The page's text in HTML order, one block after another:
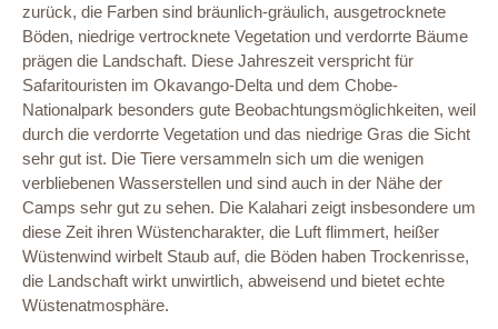
zurück, die Farben sind bräunlich-gräulich, ausgetrocknete
Böden, niedrige vertrocknete Vegetation und verdorrte Bäume
prägen die Landschaft. Diese Jahreszeit verspricht für
Safaritouristen im Okavango-Delta und dem Chobe-
Nationalpark besonders gute Beobachtungsmöglichkeiten, weil
durch die verdorrte Vegetation und das niedrige Gras die Sicht
sehr gut ist. Die Tiere versammeln sich um die wenigen
verbliebenen Wasserstellen und sind auch in der Nähe der
Camps sehr gut zu sehen. Die Kalahari zeigt insbesondere um
diese Zeit ihren Wüstencharakter, die Luft flimmert, heißer
Wüstenwind wirbelt Staub auf, die Böden haben Trockenrisse,
die Landschaft wirkt unwirtlich, abweisend und bietet echte
Wüstenatmosphäre.